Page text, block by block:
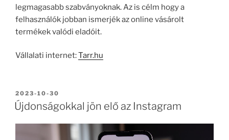
legmagasabb szabványoknak. Az is célm hogy a
felhasználók jobban ismerjék az online vásárolt
termékek valódi eladóit.
Vállalati internet:Tarr.hu
BEKÜLDVE:
2023-10-30
Újdonságokkal jön elő az Instagram